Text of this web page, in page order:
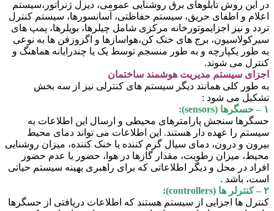
روش تابلوهای برق روشنایی عمومی، دیزل ژنراتور،سیستم
و اطفای حریق، سیستم حفاظتی، آسانسورها، سیستم کنترل
و نیز اجزایموتورخانه مرکزی شامل چیلرها، بویلرها، پمپ های
برج های خنک کن،هواسازها و اگزوزفن ها به نوعی
یکپارچه و به طور منسجم توسط یک یا چندرایانه هماهنگ و
می شوند.
سیستم مدیریت هوشمند ساختمان
کلی همانند دیگر سیستم های کنترلی نیز از سه بخش
می شود :
سنجش پارامترهای محیطی و ارسال این اطلاعات به
را عهده دار هستند. این اطلاعات می تواند دمای محیط
و درون، دمای سیال گرم کننده یا خنک کننده، میزان روشنایی
میزان رطوبت، مقدار گازها در هوا، حضور یا عدم حضور
در محل و دیگر اطلاعاتی که برای راهبری بهینه سیستم حیاتی
باشد .
ها اجزایی از سیستم هستند که اطلاعات دریافتی از حسگرها